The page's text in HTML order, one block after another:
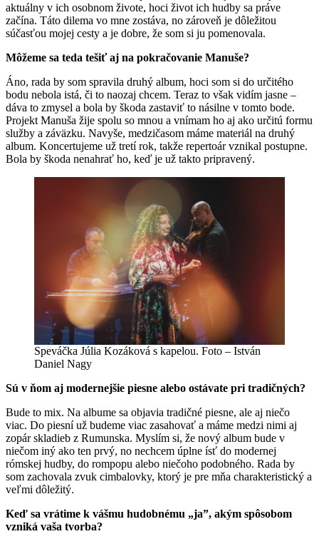
aktuálny v ich osobnom živote, hoci život ich hudby sa práve
začína. Táto dilema vo mne zostáva, no zároveň je dôležitou
súčasťou mojej cesty a je dobre, že som si ju pomenovala.
Môžeme sa teda tešiť aj na pokračovanie Manuše?
Áno, rada by som spravila druhý album, hoci som si do určitého
bodu nebola istá, či to naozaj chcem. Teraz to však vidím jasne –
dáva to zmysel a bola by škoda zastaviť to násilne v tomto bode.
Projekt Manuša žije spolu so mnou a vnímam ho aj ako určitú formu
služby a záväzku. Navyše, medzičasom máme materiál na druhý
album. Koncertujeme už tretí rok, takže repertoár vznikal postupne.
Bola by škoda nenahrať ho, keď je už takto pripravený.
Speváčka Júlia Kozáková s kapelou. Foto – István
Daniel Nagy
Sú v ňom aj modernejšie piesne alebo ostávate pri tradičných?
Bude to mix. Na albume sa objavia tradičné piesne, ale aj niečo
viac. Do piesní už budeme viac zasahovať a máme medzi nimi aj
zopár skladieb z Rumunska. Myslím si, že nový album bude v
niečom iný ako ten prvý, no nechcem úplne ísť do modernej
rómskej hudby, do rompopu alebo niečoho podobného. Rada by
som zachovala zvuk cimbalovky, ktorý je pre mňa charakteristický a
veľmi dôležitý.
Keď sa vrátime k vášmu hudobnému „ja”, akým spôsobom
vzniká vaša tvorba?